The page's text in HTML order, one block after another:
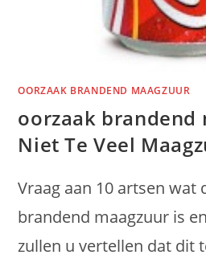
OORZAAK BRANDEND MAAGZUUR
oorzaak brandend
Niet Te Veel
Vraag aan 10 artsen wat
brandend maagzuur is
zullen u vertellen dat dit